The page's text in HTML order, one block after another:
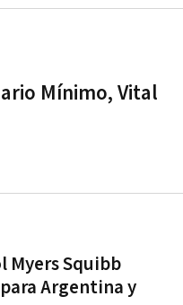
Mínimo, Vital
Myers Squibb
Argentina y